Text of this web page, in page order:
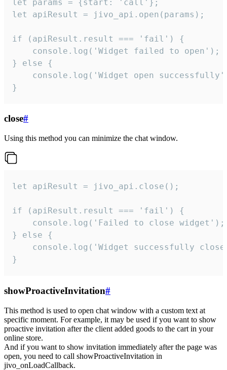
let params = {start: 'call'};
let apiResult = jivo_api.open(params);
if (apiResult.result === 'fail') {
    console.log('Widget failed to open');
} else {
console.log('Widget open
}
close#
Using this method you can minimize the chat window.
let apiResult = jivo_api.close();
if (apiResult.result === 'fail') {
    console.log('Failed to close widget');
} else {
console.log('Widget successfully
}
showProactiveInvitation#
This method is used to open chat window with a custom text at
specific moment. For example, it may be used if you want to show
proactive invitation after the client added goods to the cart in your
online store.
And if you want to show invitation immediately after the page was
open, you need to call showProactiveInvitation in
jivo_onLoadCallback.